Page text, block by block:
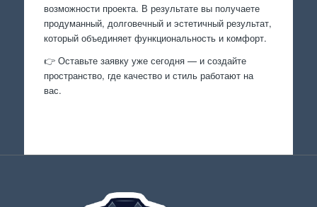
возможности проекта. В результате вы получаете
продуманный, долговечный и эстетичный результат,
который объединяет функциональность и комфорт.
👉 Оставьте заявку уже сегодня — и создайте
пространство, где качество и стиль работают на
вас.